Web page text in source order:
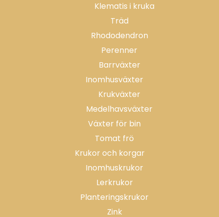
Klematis i kruka
Träd
Rhododendron
Perenner
Barrväxter
Inomhusväxter
Krukväxter
Medelhavsväxter
Växter för bin
Tomat frö
Krukor och korgar
Inomhuskrukor
Lerkrukor
Planteringskrukor
Zink